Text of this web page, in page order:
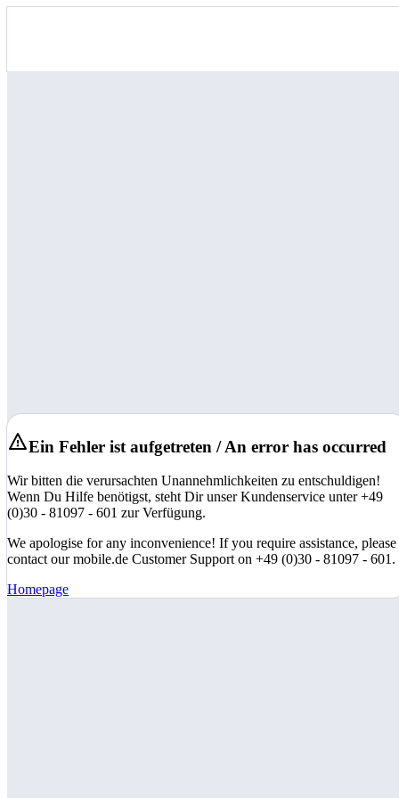
Ein Fehler ist aufgetreten / An error has occurred
Wir bitten die verursachten Unannehmlichkeiten zu entschuldigen!
Wenn Du Hilfe benötigst, steht Dir unser Kundenservice unter +49
(0)30 - 81097 - 601 zur Verfügung.
We apologise for any inconvenience! If you require assistance, please
contact our mobile.de Customer Support on +49 (0)30 - 81097 - 601.
Homepage